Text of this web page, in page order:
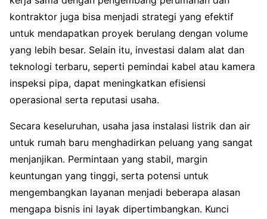
kontraktor juga bisa menjadi strategi yang efektif
untuk mendapatkan proyek berulang dengan volume
yang lebih besar. Selain itu, investasi dalam alat dan
teknologi terbaru, seperti pemindai kabel atau kamera
inspeksi pipa, dapat meningkatkan efisiensi
operasional serta reputasi usaha.
Secara keseluruhan, usaha jasa instalasi listrik dan air
untuk rumah baru menghadirkan peluang yang sangat
menjanjikan. Permintaan yang stabil, margin
keuntungan yang tinggi, serta potensi untuk
mengembangkan layanan menjadi beberapa alasan
mengapa bisnis ini layak dipertimbangkan. Kunci